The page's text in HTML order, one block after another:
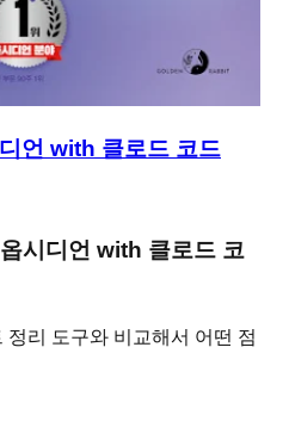
언 with 클로드 코드
시디언 with 클로드 코
정리 도구와 비교해서 어떤 점